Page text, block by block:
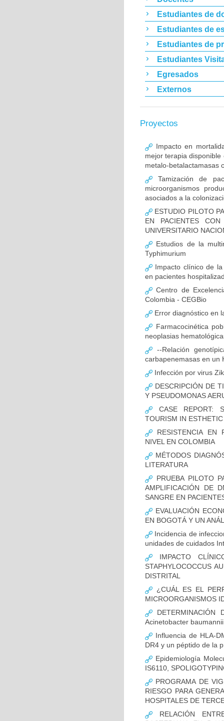
Estudiantes de
Estudiantes de
Estudiantes de
Estudiantes
Egresados
Externos
Proyectos
Impacto en
mejor terapia
metalo-betalactamasas
Tamización de
microorganismos
asociados a la
ESTUDIO PILOTO
EN PACIENTES
UNIVERSITARIO
Estudios de la
Typhimurium
Impacto clínico de
en pacientes
Centro de
Colombia - CEGBio
Error diagnóstico en
Farmacocinética
neoplasias
--Relación
carbapenemasas en un
Infección por virus
DESCRIPCIÓN DE
Y PSEUDOMONAS
CASE REPORT:
TOURISM IN
RESISTENCIA EN
NIVEL EN COLOMBIA
MÉTODOS
LITERATURA
PRUEBA PILOTO
AMPLIFICACIÓN DE
SANGRE EN
EVALUACIÓN
EN BOGOTÁ Y UN
Incidencia de
unidades de cuidados
IMPACTO
STAPHYLOCOCCUS
DISTRITAL
¿CUÁL ES EL
MICROORGANISMOS
DETERMINACIÓN
Acinetobacter
Influencia de HLA-
DR4 y un péptido de la
Epidemiología
IS6110,
PROGRAMA DE
RIESGO PARA
HOSPITALES DE
RELACIÓN